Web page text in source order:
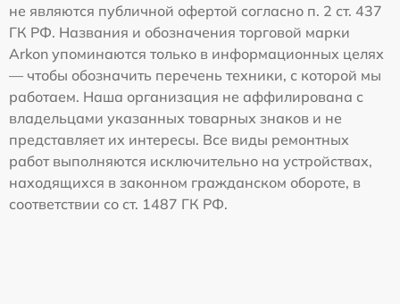
не являются публичной офертой согласно п. 2 ст. 437
ГК РФ. Названия и обозначения торговой марки
Arkon упоминаются только в информационных целях
— чтобы обозначить перечень техники, с которой мы
работаем. Наша организация не аффилирована с
владельцами указанных товарных знаков и не
представляет их интересы. Все виды ремонтных
работ выполняются исключительно на устройствах,
находящихся в законном гражданском обороте, в
соответствии со ст. 1487 ГК РФ.